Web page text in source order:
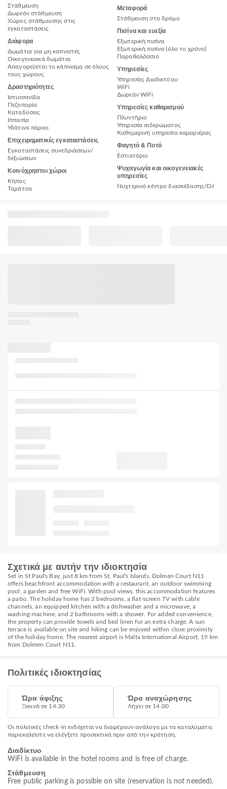
Στάθμευση
Δωρεάν στάθμευση
Χώρος στάθμευσης στις
εγκαταστάσεις
Διάφορα
Δωμάτια για μη καπνιστές
Οικογενειακά δωμάτια
Απαγορεύεται το κάπνισμα σε όλους
τους χώρους
Δραστηριότητες
Ιστιοσανίδα
Πεζοπορία
Καταδύσεις
Ιππασία
Υδάτινο πάρκο
Επιχειρηματικές εγκαταστάσεις
Εγκαταστάσεις συνεδριάσεων/
δεξιώσεων
Κοινόχρηστοι χώροι
Κήπος
Ταράτσα
Μεταφορά
Στάθμευση στο δρόμο
Πισίνα και ευεξία
Εξωτερική πισίνα
Εξωτερική πισίνα (όλο το χρόνο)
Παραθαλάσσιο
Υπηρεσίες
Υπηρεσίες Διαδικτύου
WiFi
Δωρεάν WiFi
Υπηρεσίες καθαρισμού
Πλυντήριο
Υπηρεσία σιδερώματος
Καθημερινή υπηρεσία καμαριέρας
Φαγητό & Ποτό
Εστιατόριο
Ψυχαγωγία και οικογενειακές
υπηρεσίες
Νυχτερινό κέντρο διασκέδασης/DJ
Σχετικά με αυτήν την ιδιοκτησία
Set in St Paul's Bay, just 8 km from St. Paul's Islands, Dolmen Court N11
offers beachfront accommodation with a restaurant, an outdoor swimming
pool, a garden and free WiFi. With pool views, this accommodation features
a patio. The holiday home has 2 bedrooms, a flat-screen TV with cable
channels, an equipped kitchen with a dishwasher and a microwave, a
washing machine, and 2 bathrooms with a shower. For added convenience,
the property can provide towels and bed linen for an extra charge. A sun
terrace is available on site and hiking can be enjoyed within close proximity
of the holiday home. The nearest airport is Malta International Airport, 19 km
from Dolmen Court N11.
Πολιτικές ιδιοκτησίας
Ώρα άφιξης
Ξεκινά σε 14.30
Ώρα αναχώρησης
Λήγει σε 14.00
Οι πολιτικές check-in ενδέχεται να διαφέρουν ανάλογα με τα καταλύματα,
παρακαλείστε να ελέγξετε προσεκτικά πριν από την κράτηση.
Διαδίκτυο
WiFi is available in the hotel rooms and is free of charge.
Στάθμευση
Free public parking is possible on site (reservation is not needed).